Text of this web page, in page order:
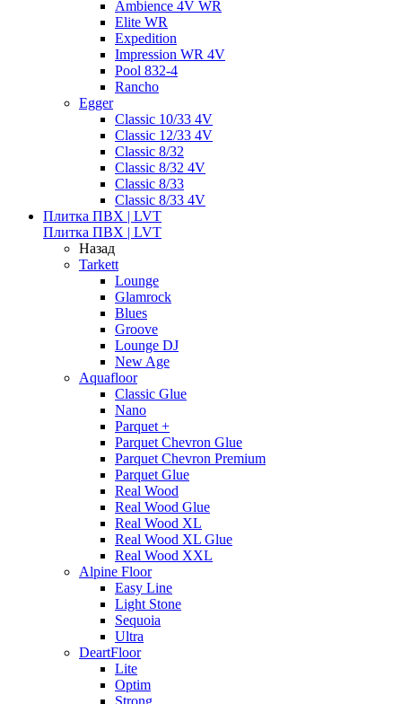
Ambience 4V WR
Elite WR
Expedition
Impression WR 4V
Pool 832-4
Rancho
Egger
Classic 10/33 4V
Classic 12/33 4V
Classic 8/32
Classic 8/32 4V
Classic 8/33
Classic 8/33 4V
Плитка ПВХ | LVT
Плитка ПВХ | LVT
Назад
Tarkett
Lounge
Glamrock
Blues
Groove
Lounge DJ
New Age
Aquafloor
Classic Glue
Nano
Parquet +
Parquet Chevron Glue
Parquet Chevron Premium
Parquet Glue
Real Wood
Real Wood Glue
Real Wood XL
Real Wood XL Glue
Real Wood XXL
Alpine Floor
Easy Line
Light Stone
Sequoia
Ultra
DeartFloor
Lite
Optim
Strong